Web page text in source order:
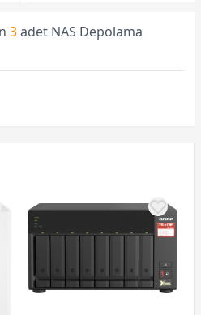
3adet NAS Depolama